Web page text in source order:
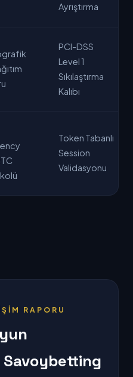
Ayrıştırma
PCI-DSS
Level 1
Sıkılaştırma
Kalıbı
Token Tabanlı
Session
Validasyonu
RAPORU